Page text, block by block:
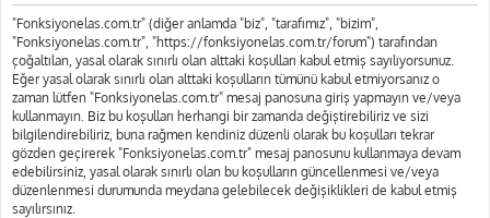
"Fonksiyonelas.com.tr" (diğer anlamda "biz", "tarafımız", "bizim",
"Fonksiyonelas.com.tr", "https://fonksiyonelas.com.tr/forum") tarafından
çoğaltılan, yasal olarak sınırlı olan alttaki koşulları kabul etmiş sayılıyorsunuz.
Eğer yasal olarak sınırlı olan alttaki koşulların tümünü kabul etmiyorsanız o
zaman lütfen "Fonksiyonelas.com.tr" mesaj panosuna giriş yapmayın ve/veya
kullanmayın. Biz bu koşulları herhangi bir zamanda değiştirebiliriz ve sizi
bilgilendirebiliriz, buna rağmen kendiniz düzenli olarak bu koşulları tekrar
gözden geçirerek "Fonksiyonelas.com.tr" mesaj panosunu kullanmaya devam
edebilirsiniz, yasal olarak sınırlı olan bu koşulların güncellenmesi ve/veya
düzenlenmesi durumunda meydana gelebilecek değişiklikleri de kabul etmiş
sayılırsınız.